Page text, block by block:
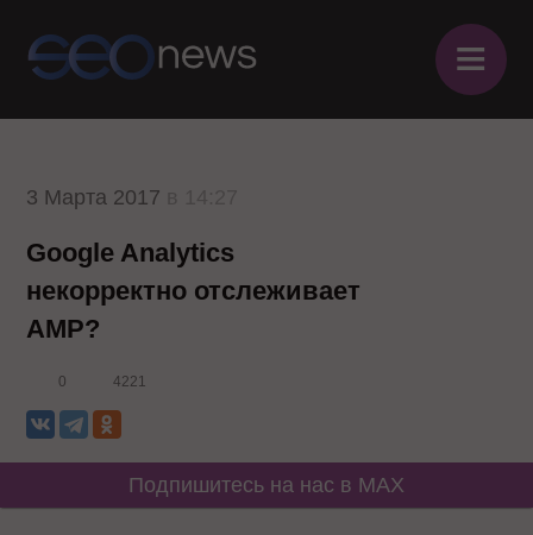
≡
3 Марта 2017
Google Analytics
некорректно отслеживает
AMP?
0 4221
Подпишитесь на нас в MAX